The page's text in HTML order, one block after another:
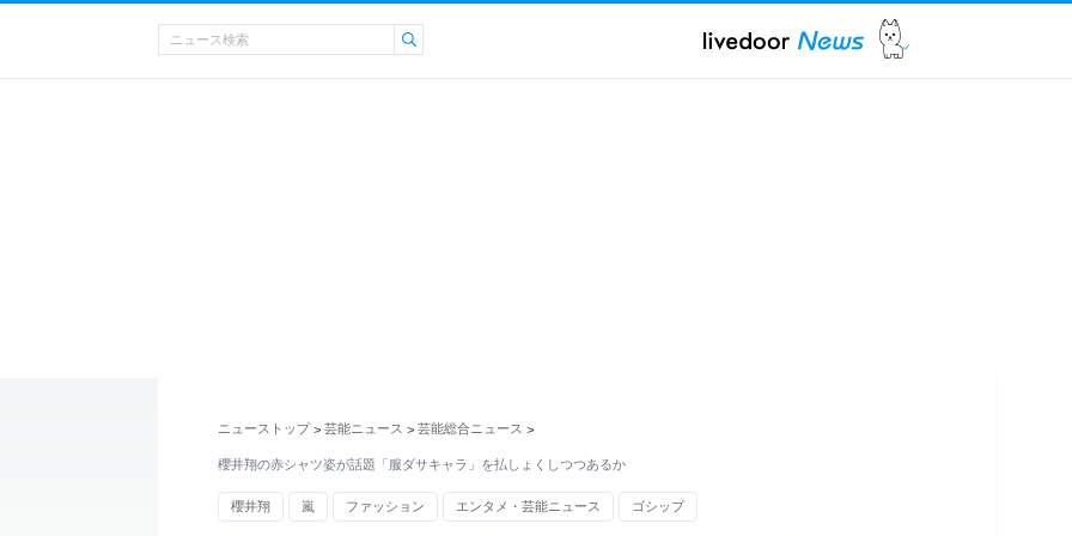
ニューストップ > 芸能ニュース > 芸能総合ニュース >
櫻井翔の赤シャツ姿が話題「服ダサキャラ」を払しょくしつつあるか
櫻井翔 嵐 ファッション エンタメ・芸能ニュース ゴシップ